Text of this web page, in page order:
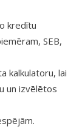
kredītu
SEB,
kalkulatoru, lai
un izvēlētos